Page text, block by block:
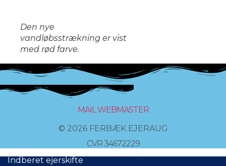
Den nye
vandløbsstrækning er vist
med rød farve.
MAIL WEBMASTER
© 2026 FERBÆK EJERAUG
CVR 34672229
Indberet ejerskifte